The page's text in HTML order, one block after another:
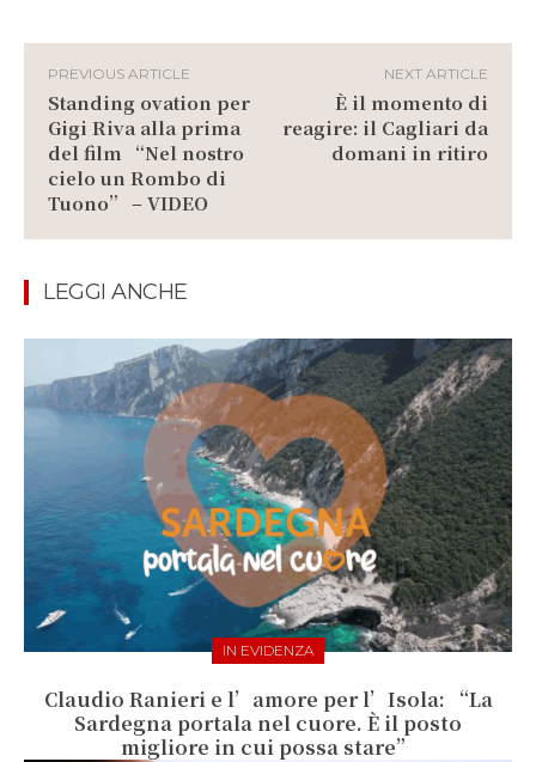
PREVIOUS ARTICLE
Standing ovation per
Gigi Riva alla prima
del film “Nel nostro
cielo un Rombo di
Tuono” – VIDEO
NEXT ARTICLE
È il momento di
reagire: il Cagliari da
domani in ritiro
LEGGI ANCHE
IN EVIDENZA
Claudio Ranieri e l’amore per l’Isola: “La
Sardegna portala nel cuore. È il posto
migliore in cui possa stare”